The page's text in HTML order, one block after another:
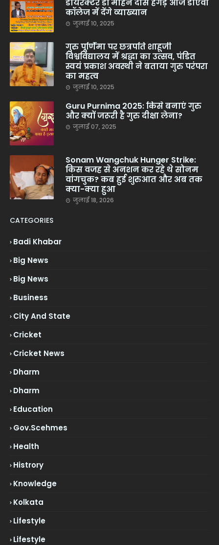
डायरेक्टर डॉ मोहन दास हेगड़े आज डीएवी
कॉलेज में देंगे व्याख्यान
जुलाई 10, 2025
गुरु पूर्णिमा पर छत्रपति शाहूजी
विश्वविद्यालय में श्रद्धा का उत्सव, पंडित
स्वयं प्रकाश अवस्थी ने बताया गुरु परंपरा
का महत्व
जुलाई 10, 2025
Guru Purnima 2025: किसे बनाएं गुरु
और क्यों जरूरी है गुरु दीक्षा लेना?
जुलाई 07, 2025
Sonam Wangchuk Hunger Strike:
किस वजह से अनशन कर रहे थे सोनम
वांगचुक? कब हुई शुरुआत और अब तक
क्या-क्या हुआ
जुलाई 18, 2026
CATEGORIES
Badi Khabar
Big News
Big News
Business
City And State
Cricket
Cricket News
Dharm
Dharm
Education
Gov.scehmes
Health
Histrory
Knowledge
Kolkata
Lifestyle
Lifestyle